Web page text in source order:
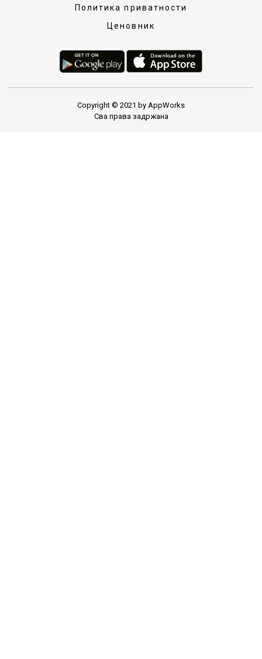
Политика приватности
Ценовник
Copyright © 2021 by AppWorks
Сва права задржана